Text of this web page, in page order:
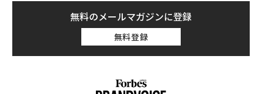
ここで多くの人がオーダーするのが、イケアの看板メニ
からは、このミートボールに、植物由来のプラントボー
無料のメールマガジンに登録
無料登録